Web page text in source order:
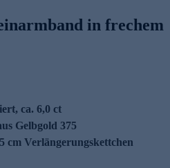
anbelangt, gehen
Unsere Schmuckwaren
sowie seitens
Konformität mit den
Auslieferung mit Zertifikat.
und bestellen jetzt bequem
in frechem
ca. 6,0 ct
Gelbgold 375
cm Verlängerungskettchen